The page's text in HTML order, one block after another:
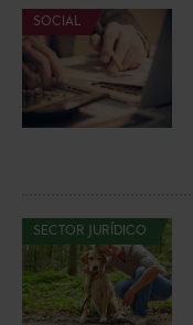
SOCIAL
SECTOR JURÍDICO